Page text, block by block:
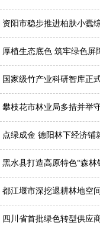
资阳市稳步推进柏肤小蠹
厚植生态底色 筑牢绿色
国家级竹产业科研智库正
攀枝花市林业局多措并举
点绿成金 德阳林下经济铺
黑水县打造高原特色“森
都江堰市深挖退耕林地空
四川省首批绿色转型供应